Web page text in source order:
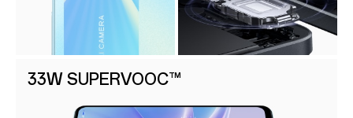
33W SUPERVOOC™